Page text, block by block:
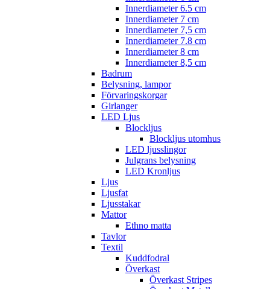
Innerdiameter 6.5 cm
Innerdiameter 7 cm
Innerdiameter 7,5 cm
Innerdiameter 7.8 cm
Innerdiameter 8 cm
Innerdiameter 8,5 cm
Badrum
Belysning, lampor
Förvaringskorgar
Girlanger
LED Ljus
Blockljus
Blockljus utomhus
LED ljusslingor
Julgrans belysning
LED Kronljus
Ljus
Ljusfat
Ljusstakar
Mattor
Ethno matta
Tavlor
Textil
Kuddfodral
Överkast
Överkast Stripes